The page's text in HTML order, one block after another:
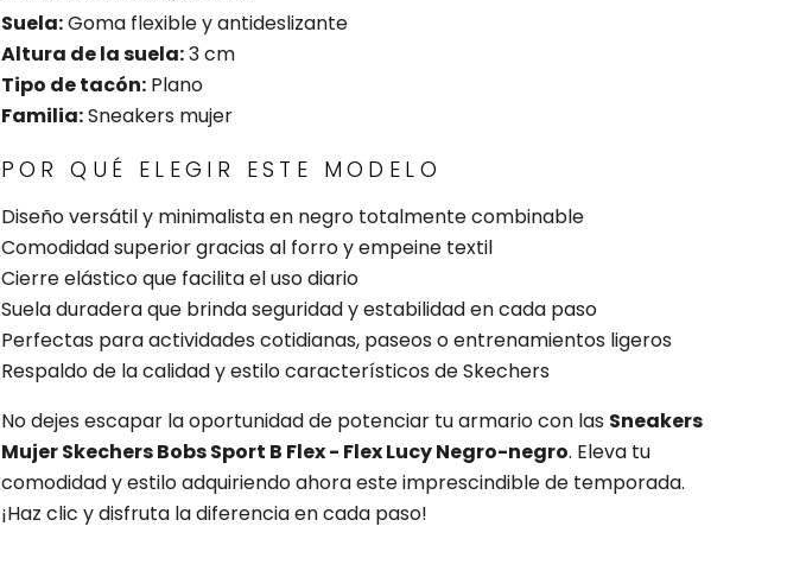
Suela:Goma flexible y antideslizante
Altura de la suela:3 cm
Tipo de tacón:Plano
Familia:Sneakers mujer
POR QUÉ ELEGIR ESTE MODELO
Diseño versátil y minimalista en negro totalmente combinable
Comodidad superior gracias al forro y empeine textil
Cierre elástico que facilita el uso diario
Suela duradera que brinda seguridad y estabilidad en cada paso
Perfectas para actividades cotidianas, paseos o entrenamientos ligeros
Respaldo de la calidad y estilo característicos de Skechers
No dejes escapar la oportunidad de potenciar tu armario con las Sneakers
Mujer Skechers Bobs Sport B Flex - Flex Lucy Negro-negro. Eleva tu
comodidad y estilo adquiriendo ahora este imprescindible de temporada.
¡Haz clic y disfruta la diferencia en cada paso!